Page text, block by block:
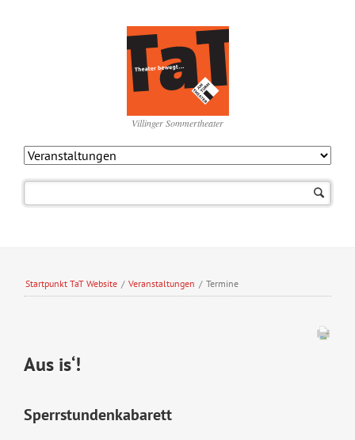
Villinger Sommertheater
Startpunkt TaT Website / Veranstaltungen / Termine
Aus is‘!
Sperrstundenkabarett